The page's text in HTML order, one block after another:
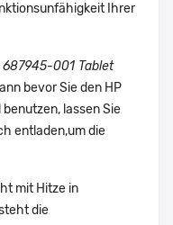
Ihrer
687945-001 Tablet
bevor Sie den HP
lassen Sie
entladen,um die
mit Hitze in
die